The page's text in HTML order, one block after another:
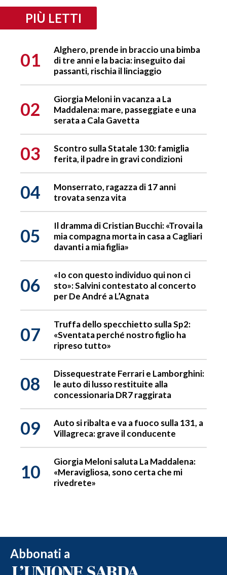
PIÙ LETTI
01
Alghero, prende in braccio una bimba
di tre anni e la bacia: inseguito dai
passanti, rischia il linciaggio
02
Giorgia Meloni in vacanza a La
Maddalena: mare, passeggiate e una
serata a Cala Gavetta
03
Scontro sulla Statale 130: famiglia
ferita, il padre in gravi condizioni
04
Monserrato, ragazza di 17 anni
trovata senza vita
05
Il dramma di Cristian Bucchi: «Trovai la
mia compagna morta in casa a Cagliari
davanti a mia figlia»
06
«Io con questo individuo qui non ci
sto»: Salvini contestato al concerto
per De André a L’Agnata
07
Truffa dello specchietto sulla Sp2:
«Sventata perché nostro figlio ha
ripreso tutto»
08
Dissequestrate Ferrari e Lamborghini:
le auto di lusso restituite alla
concessionaria DR7 raggirata
09
Auto si ribalta e va a fuoco sulla 131, a
Villagreca: grave il conducente
10
Giorgia Meloni saluta La Maddalena:
«Meravigliosa, sono certa che mi
rivedrete»
Abbonati a